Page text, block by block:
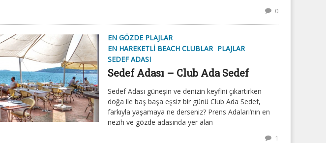
0
EN GÖZDE PLAJLAR
EN HAREKETLI BEACH CLUBLAR PLAJLAR
SEDEF ADASI
Sedef Adası – Club Ada Sedef
Sedef Adası güneşin ve denizin keyfini çıkartırken
doğa ile baş başa eşsiz bir günü Club Ada Sedef,
farkıyla yaşamaya ne derseniz? Prens Adaları’nın en
nezih ve gözde adasında yer alan
1